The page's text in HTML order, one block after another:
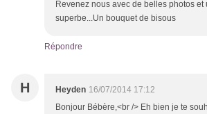
Revenez nous avec de belles photos et
superbe...Un bouquet de bisous
Répondre
H Heyden 16/07/2014 17:12
Bonjour Bébère,<br /> Eh bien je te